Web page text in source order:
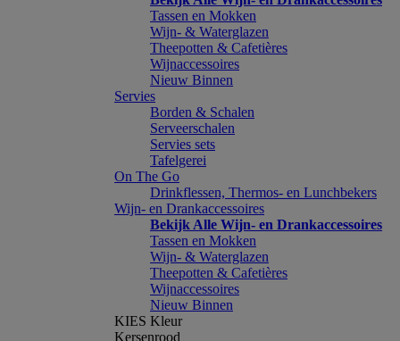
Tassen en Mokken
Wijn- & Waterglazen
Theepotten & Cafetières
Wijnaccessoires
Nieuw Binnen
Servies
Borden & Schalen
Serveerschalen
Servies sets
Tafelgerei
On The Go
Drinkflessen, Thermos- en Lunchbekers
Wijn- en Drankaccessoires
Bekijk Alle Wijn- en Drankaccessoires
Tassen en Mokken
Wijn- & Waterglazen
Theepotten & Cafetières
Wijnaccessoires
Nieuw Binnen
KIES Kleur
Kersenrood